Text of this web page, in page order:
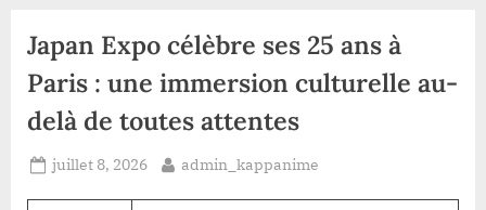
Japan Expo célèbre ses 25 ans à
Paris : une immersion culturelle au-
delà de toutes attentes
Posted
juillet 8, 2026 By
admin_kappanime